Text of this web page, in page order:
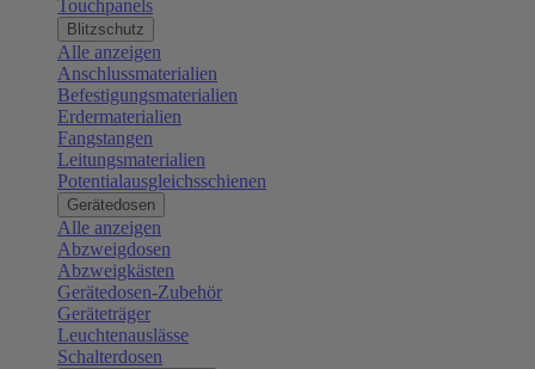
Touchpanels
Blitzschutz
Alle anzeigen
Anschlussmaterialien
Befestigungsmaterialien
Erdermaterialien
Fangstangen
Leitungsmaterialien
Potentialausgleichsschienen
Gerätedosen
Alle anzeigen
Abzweigdosen
Abzweigkästen
Gerätedosen-Zubehör
Geräteträger
Leuchtenauslässe
Schalterdosen